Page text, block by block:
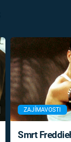
ZAJÍMAVOSTI
Smrt